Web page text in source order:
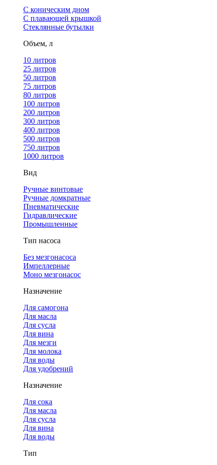
С коническим дном
С плавающей крышкой
Стеклянные бутылки
Объем, л
10 литров
25 литров
50 литров
75 литров
80 литров
100 литров
200 литров
300 литров
400 литров
500 литров
750 литров
1000 литров
Вид
Ручные винтовые
Ручные домкратные
Пневматические
Гидравлические
Промышленные
Тип насоса
Без мезгонасоса
Импеллерные
Моно мезгонасос
Назначение
Для самогона
Для масла
Для сусла
Для вина
Для мезги
Для молока
Для воды
Для удобрений
Назначение
Для сока
Для масла
Для сусла
Для вина
Для воды
Тип